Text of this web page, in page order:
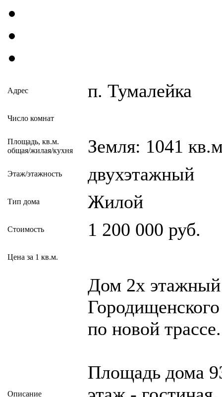
Адрес п. Тумалейка
Число комнат
Площадь, кв.м.
общая/жилая/кухня
Земля: 1041
Этаж/этажность двухэтажный
Тип дома Жилой
Стоимость 1 200 000 руб.
Цена за 1 кв.м.
Описание
Дом 2х
по новой трассе.
Площадь дома